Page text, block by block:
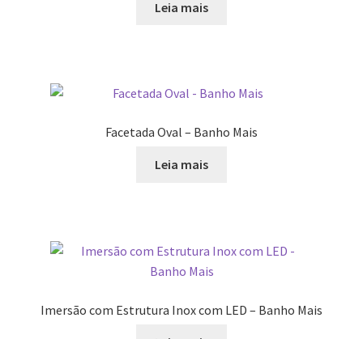
Leia mais
Facetada Oval – Banho Mais
Leia mais
Imersão com Estrutura Inox com LED – Banho Mais